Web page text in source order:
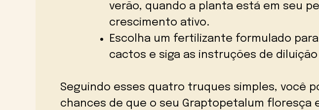
verão, quando a planta está em seu
crescimento ativo.
Escolha um fertilizante formulado
cactos e siga as instruções de
Seguindo esses quatro truques simples, você
chances de que o seu Graptopetalum floresça